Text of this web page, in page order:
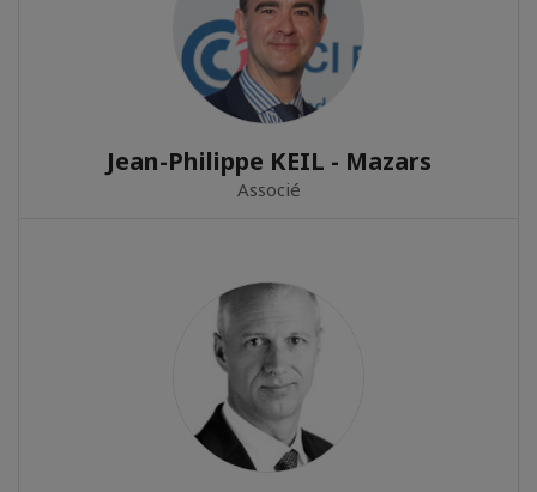
Jean-Philippe KEIL - Mazars
Associé